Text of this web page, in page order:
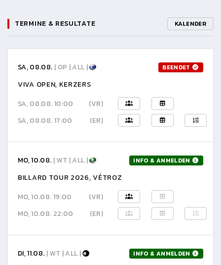
TERMINE & RESULTATE KALENDER
SA, 08.08. | OP | ALL | BEENDET
VIVA OPEN, KERZERS
SA, 08.08. 10:00
(VR)
SA, 08.08. 17:00
(ER)
MO, 10.08. | WT | ALL | INFO & ANMELDEN
BILLARD TOUR 2026, VÉTROZ
MO, 10.08. 19:00
(VR)
MO, 10.08. 22:00
(ER)
DI, 11.08. | WT | ALL | INFO & ANMELDEN